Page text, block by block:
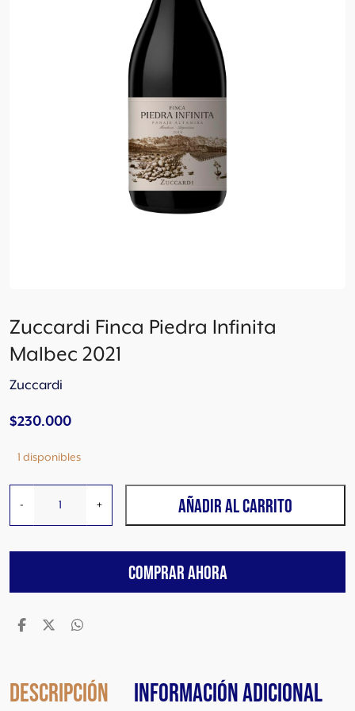
Zuccardi Finca Piedra Infinita
Malbec 2021
Zuccardi
$230.000
1 disponibles
-
c
n
c
+ AÑADIR AL CARRITO
COMPRAR AHORA
Descripción Información adicional